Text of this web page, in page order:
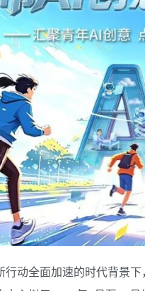
动全面加速的时代背景